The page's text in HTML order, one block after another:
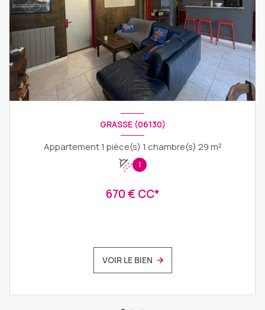
GRASSE (06130)
Appartement 1 pièce(s) 1 chambre(s) 29 m²
1
670 € CC*
VOIR LE BIEN